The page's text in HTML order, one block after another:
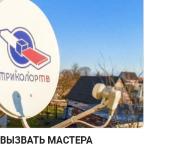
ВЫЗВАТЬ МАСТЕРА